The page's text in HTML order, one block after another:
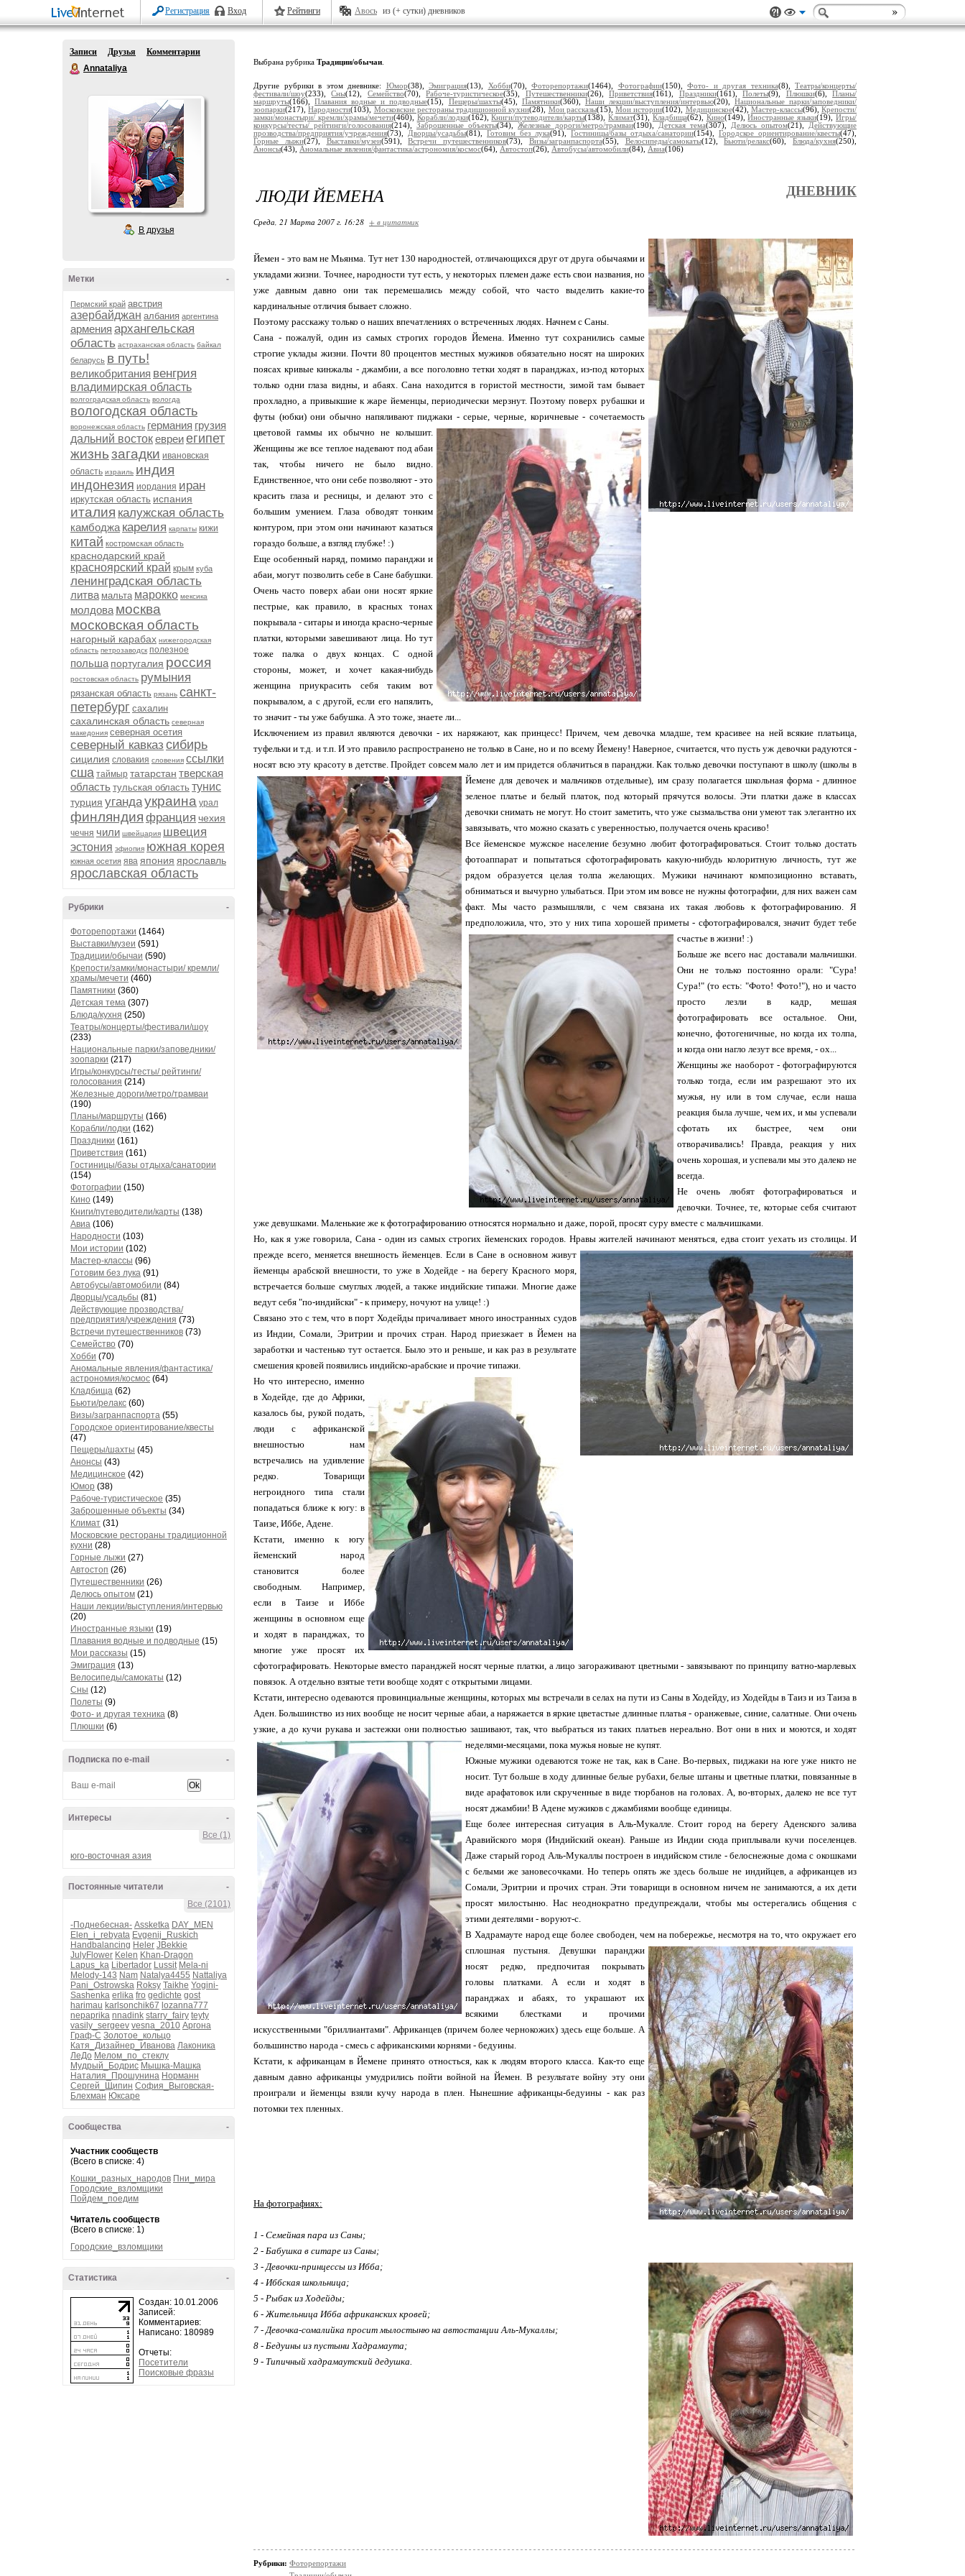
Регистрация Вход Рейтинги Авось из (+ сутки) дневников
Записи Друзья
Комментарии
Annataliya
В друзья
-
Метки
Пермский край австрия
азербайджан албания аргентина
армения архангельская
область астраханская область байкал
беларусь в путь!
великобритания венгрия
владимирская область
волгоградская область вологда
вологодская область
воронежская область германия грузия
дальний востокевреиегипет
жизньзагадки ивановская
область израиль индия
индонезия иордания иран
иркутская область испания
италия калужская область
камбоджа карелия карпаты кижи
китай костромская область
краснодарский край
красноярский край крым куба
ленинградская область
литва мальта марокко мексика
молдова москва
московская область
нагорный карабах нижегородская
область петрозаводск полезное
польша португалия россия
ростовская область румыния
рязанская область рязань санкт-
петербург сахалин
сахалинская область северная
македония северная осетия
северный кавказ сибирь
сицилия словакия словения ссылки
сша таймыр татарстан тверская
область тульская область тунис
турция угандаукраина урал
финляндия франция чехия
чечня чили швейцария швеция
эстония эфиопия южная корея
южная осетия ява япония ярославль
ярославская область
-
Рубрики
Фоторепортажи (1464)
Выставки/музеи (591)
Традиции/обычаи (590)
Крепости/замки/монастыри/ кремли/
храмы/мечети (460)
Памятники (360)
Детская тема (307)
Блюда/кухня (250)
Театры/концерты/фестивали/шоу
(233)
Национальные парки/заповедники/
зоопарки (217)
Игры/конкурсы/тесты/ рейтинги/
голосования (214)
Железные дороги/метро/трамваи
(190)
Планы/маршруты (166)
Корабли/лодки (162)
Праздники (161)
Приветствия (161)
Гостиницы/базы отдыха/санатории
(154)
Фотографии (150)
Кино (149)
Книги/путеводители/карты (138)
Авиа (106)
Народности (103)
Мои истории (102)
Мастер-классы (96)
Готовим без лука (91)
Автобусы/автомобили (84)
Дворцы/усадьбы (81)
Действующие прозводства/
предприятия/учреждения (73)
Встречи путешественников (73)
Семейство (70)
Хобби (70)
Аномальные явления/фантастика/
астрономия/космос (64)
Кладбища (62)
Бьюти/релакс (60)
Визы/загранпаспорта (55)
Городское ориентирование/квесты
(47)
Пещеры/шахты (45)
Анонсы (43)
Медицинское (42)
Юмор (38)
Рабоче-туристическое (35)
Заброшенные объекты (34)
Климат (31)
Московские рестораны традиционной
кухни (28)
Горные лыжи (27)
Автостоп (26)
Путешественники (26)
Делюсь опытом (21)
Наши лекции/выступления/интервью
(20)
Иностранные языки (19)
Плавания водные и подводные (15)
Мои рассказы (15)
Эмиграция (13)
Велосипеды/самокаты (12)
Сны (12)
Полеты (9)
Фото- и другая техника (8)
Плюшки (6)
-
Подписка по e-mail
-
Интересы
Все (1)
юго-восточная азия
-
Постоянные читатели
Все (2101)
-Поднебесная- Assketka DAY_MEN
Elen_i_rebyata Evgenij_Ruskich
Handbalancing Heler JBekkie
JulyFlower Kelen Khan-Dragon
Lapus_ka Libertador Lussit Mela-ni
Melody-143 Nam Natalya4455 Nattaliya
Pani_Ostrowska Roksy Taikhe Yogini-
Sashenka erlika fro gedichte gost
harimau karlsonchik67 lozanna777
nepaprika nnadink starry_fairy teyty
vasily_sergeev vesna_2010 Аргона
Граф-С Золотое_кольцо
Катя_Дизайнер_Иванова Лаконика
ЛеДо Мелом_по_стеклу
Мудрый_Бодрис Мышка-Машка
Наталия_Прошунина Норманн
Сергей_Щипин София_Выговская-
Блехман Юксаре
-
Сообщества
Участник сообществ
(Всего в списке: 4)
Кошки_разных_народов Пни_мира
Городские_взломщики
Пойдем_поедим
Читатель сообществ
(Всего в списке: 1)
Городские_взломщики
-
Статистика
Создан: 10.01.2006
Записей:
Комментариев:
Написано: 180989
Отчеты:
Посетители
Поисковые фразы
Выбрана рубрика Традиции/обычаи
Другие рубрики в этом дневнике: Юмор(38), Эмиграция(13), Хобби(70), Фоторепортажи(1464), Фотографии(150), Фото- и другая техника(8), Театры/концерты/
фестивали/шоу(233),Сны(12), Семейство(70),Рабоче-туристическое(35), Путешественники(26),Приветствия(161), Праздники(161),Полеты(9), Плюшки(6),Планы/
маршруты(166),Плавания водные и подводные(15), Пещеры/шахты(45), Памятники(360), Наши лекции/выступления/интервью(20), Национальные парки/заповедники/
зоопарки(217),Народности(103), Московские рестораны традиционной кухни(28), Мои рассказы(15), Мои истории(102), Медицинское(42), Мастер-классы(96), Крепости/
замки/монастыри/ кремли/храмы/мечети(460), Корабли/лодки(162),Книги/путеводители/карты(138),Климат(31), Кладбища(62), Кино(149),Иностранные языки(19),Игры/
конкурсы/тесты/ рейтинги/голосования(214), Заброшенные объекты(34), Железные дороги/метро/трамваи(190), Детская тема(307), Делюсь опытом(21), Действующие
прозводства/предприятия/учреждения(73), Дворцы/усадьбы(81), Готовим без лука(91), Гостиницы/базы отдыха/санатории(154), Городское ориентирование/квесты(47),
Горные лыжи(27), Выставки/музеи(591),Встречи путешественников(73), Визы/загранпаспорта(55), Велосипеды/самокаты(12),Бьюти/релакс(60), Блюда/кухня(250),
Анонсы(43), Аномальные явления/фантастика/астрономия/космос(64), Автостоп(26), Автобусы/автомобили(84), Авиа(106)
ЛЮДИ ЙЕМЕНА ДНЕВНИК
Среда, 21 Марта 2007 г. 16:28 + в цитатник
Йемен - это вам не Мьянма. Тут нет 130 народностей, отличающихся друг от друга обычаями и
укладами жизни. Точнее, народности тут есть, у некоторых племен даже есть свои названия, но
уже давным давно они так перемешались между собой, что часто выделить какие-то
кардинальные отличия бывает сложно.
Поэтому расскажу только о наших впечатлениях о встреченных людях. Начнем с Саны.
Сана - пожалуй, один из самых строгих городов Йемена. Именно тут сохранились самые
строгие уклады жизни. Почти 80 процентов местных мужиков обязательно носят на широких
поясах кривые кинжалы - джамбии, а все поголовно тетки ходят в паранджах, из-под которых
только одни глаза видны, и абаях. Сана находится в гористой местности, зимой там бывает
прохладно, а привыкшие к жаре йеменцы, периодически мерзнут. Поэтому поверх рубашки и
футы (юбки) они обычно напяливают пиджаки - серые, черные, коричневые - сочетаемость
цветовой гаммы их обычно не колышит.
Женщины же все теплое надевают под абаи
так, чтобы ничего не было видно.
Единственное, что они себе позволяют - это
красить глаза и ресницы, и делают это с
большим умением. Глаза обводят тонким
контуром, при этом они начинают казаться
гораздо больше, а взгляд глубже! :)
Еще особенный наряд, помимо паранджи и
абаи, могут позволить себе в Сане бабушки.
Очень часто поверх абаи они носят яркие
пестрые, как правило, в красных тонах
покрывала - ситары и иногда красно-черные
платки, которыми завешивают лица. Но тут
тоже палка о двух концах. С одной
стороны, может, и хочет какая-нибудь
женщина приукрасить себя таким вот
покрывалом, а с другой, если его напялить,
то значит - ты уже бабушка. А это тоже, знаете ли...
Исключением из правил являются девочки - их наряжают, как принцесс! Причем, чем девочка младше, тем красивее на ней всякие платьица,
туфельки и т.д. и т.п. И это правило распространено не только в Сане, но и по всему Йемену! Наверное, считается, что пусть уж девочки радуются -
носят всю эту красоту в детстве. Пройдет совсем мало лет и им придется облачиться в паранджи.Как только девочки поступают в школу (школы в
Йемене для девочек и мальчиков отдельные), им сразу полагается школьная форма - длинное
зеленое платье и белый платок, под который прячутся волосы. Эти платки даже в классах
девочки снимать не могут. Но стоит заметить, что уже сызмальства они умеют так элегантно их
завязывать, что можно сказать с уверенностью, получается очень красиво!
Все йеменское мужское население безумно любит фотографироваться. Стоит только достать
фотоаппарат и попытаться сфотографировать какую-нибудь колоритную личность, тут же
рядом образуется целая толпа желающих. Мужики начинают композиционно вставать,
обниматься и вычурно улыбаться. При этом им вовсе не нужны фотографии, для них важен сам
факт. Мы часто размышляли, с чем связана их такая любовь к фотографированию. Я
предположила, что, это у них типа хорошей приметы - сфотографировался, значит будет тебе
счастье в жизни! :)
Больше же всего нас доставали мальчишки.
Они не только постоянно орали: "Сура!
Сура!" (то есть: "Фото! Фото!"), но и часто
просто лезли в кадр, мешая
фотографировать все остальное. Они,
конечно, фотогеничные, но когда их толпа,
и когда они нагло лезут все время, - ох...
Женщины же наоборот - фотографируются
только тогда, если им разрешают это их
мужья, ну или в том случае, если наша
реакция была лучше, чем их, и мы успевали
сфотать их быстрее, чем они
отворачивались! Правда, реакция у них
очень хорошая, и успевали мы это далеко не
всегда.
Не очень любят фотографироваться и
девочки. Точнее, те, которые себя считают
уже девушками. Маленькие же к фотографированию относятся нормально и даже, порой, просят суру вместе с мальчишками.
Но, как я уже говорила, Сана - один из самых строгих йеменских городов. Нравы жителей начинают меняться, едва стоит уехать из столицы. И
прежде всего, меняется внешность йеменцев. Если в Сане в основном живут
йеменцы арабской внешности, то уже в Ходейде - на берегу Красного моря,
встречается больше смуглых людей, а также индийские типажи. Многие даже
ведут себя "по-индийски" - к примеру, ночуют на улице! :)
Связано это с тем, что в порт Ходейды причаливает много иностранных судов
из Индии, Сомали, Эритрии и прочих стран. Народ приезжает в Йемен на
заработки и частенько тут остается. Было это и реньше, и как раз в результате
смешения кровей появились индийско-арабские и прочие типажи.
Но что интересно, именно
в Ходейде, где до Африки,
казалось бы, рукой подать,
люди с африканской
внешностью нам
встречались на удивление
редко. Товарищи
негроидного типа стали
попадаться ближе к югу: в
Таизе, Иббе, Адене.
Кстати, именно к югу
йеменский народ
становится более
свободным. Например,
если в Таизе и Иббе
женщины в основном еще
и ходят в паранджах, то
многие уже просят их
сфотографировать. Некоторые вместо паранджей носят черные платки, а лицо загораживают цветными - завязывают по принципу ватно-марлевых
повязок. А отдельно взятые тети вообще ходят с открытыми лицами.
Кстати, интересно одеваются провинциальные женщины, которых мы встречали в селах на пути из Саны в Ходейду, из Ходейды в Таиз и из Таиза в
Аден. Большинство из них вообще не носит черные абаи, а наряжается в яркие цветастые длинные платья - оранжевые, синие, салатные. Они очень
узкие, а до кучи рукава и застежки они полностью зашивают, так, что выбраться из таких платьев нереально. Вот они в них и моются, и ходят
неделями-месяцами, пока мужья новые не купят.
Южные мужики одеваются тоже не так, как в Сане. Во-первых, пиджаки на юге уже никто не
носит. Тут больше в ходу длинные белые рубахи, белые штаны и цветные платки, повязанные в
виде арафатовок или скрученные в виде тюрбанов на головах. А, во-вторых, далеко не все тут
носят джамбии! В Адене мужиков с джамбиями вообще единицы.
Еще более интересная ситуация в Аль-Мукалле. Стоит город на берегу Аденского залива
Аравийского моря (Индийский океан). Раньше из Индии сюда приплывали кучи поселенцев.
Даже старый город Аль-Мукаллы построен в индийском стиле - белоснежные дома с окошками
с белыми же зановесочками. Но теперь опять же здесь больше не индийцев, а африканцев из
Сомали, Эритрии и прочих стран. Эти товарищи в основном ничем не занимаются, а их дети
просят милостыню. Нас неоднократно предупреждали, чтобы мы остерегались общения с
этими деятелями - воруют-с.
В Хадрамауте народ еще более свободен, чем на побережье, несмотря на то, что окружает его
сплошная пустыня. Девушки паранджи
носят редко, предпочитая покрывать
головы платками. А если и ходят в
паранджах и абаях, то украшают их
всякими блестками и прочими
искусственными "бриллиантами". Африканцев (причем более чернокожих) здесь еще больше. А
большинство народа - смесь с африканскими корнями - бедуины.
Кстати, к африканцам в Йемене принято относться, как к людям второго класса. Как-то еще
давным давно африканцы умудрились пойти войной на Йемен. В результате войну эту они
проиграли и йеменцы взяли кучу народа в плен. Нынешние африканцы-бедуины - как раз
потомки тех пленных.
На фотографиях:
1 - Семейная пара из Саны;
2 - Бабушка в ситаре из Саны;
3 - Девочки-принцессы из Ибба;
4 - Иббская школьница;
5 - Рыбак из Ходейды;
6 - Жительница Ибба африканских кровей;
7 - Девочка-сомалийка просит мылостыню на автостанции Аль-Мукаллы;
8 - Бедуины из пустыни Хадрамаута;
9 - Типичный хадрамаутский дедушка.
Рубрики: Фоторепортажи